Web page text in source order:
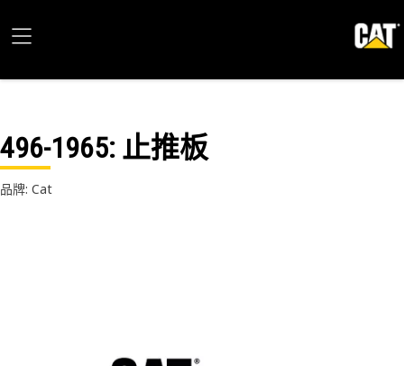
496-1965: 止推板
品牌: Cat